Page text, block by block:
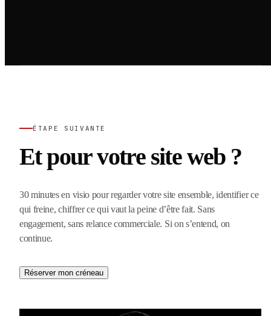
ÉTAPE SUIVANTE
Et pour votre site web ?
30 minutes en visio pour regarder votre site ensemble, identifier ce
qui freine, chiffrer ce qui vaut la peine d’être fait. Sans
engagement, sans relance commerciale. Si on s’entend, on
continue.
Réserver mon créneau